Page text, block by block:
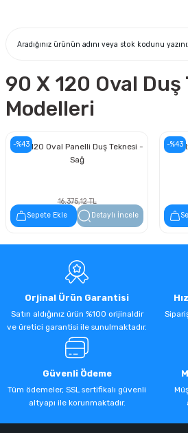
90 X 120 Oval Duş
Modelleri
-%43
90 x 120 Oval Panelli Duş Teknesi -
Sağ
16.375,12 TL
9.333,82 TL
Sepete Ekle Detaylı İncele
-%43
90 x
Orjinal Ürün Garantisi
Satın aldığınız ürün %100 orijinaldir
ve üretici garantisi ile sunulmaktadır.
Güvenli Ödeme
Tüm ödemeler, SSL sertifikalı güvenli
altyapı ile korunmaktadır.